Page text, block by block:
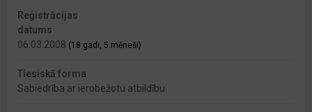
Reģistrācijas
datums
06.03.2008 (18 gadi, 5 mēneši)
Tiesiskā forma
Sabiedrība ar ierobežotu atbildību